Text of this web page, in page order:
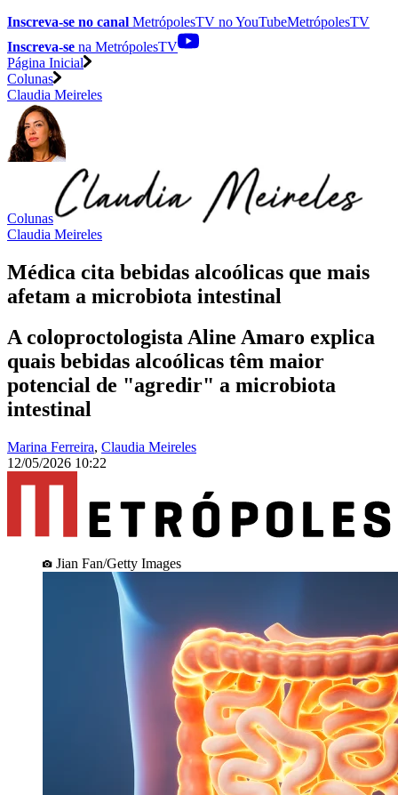
Inscreva-se no canal MetrópolesTV noYouTubeMetrópolesTV
Inscreva-se na MetrópolesTV
Página Inicial
Colunas
Claudia Meireles
Colunas
Claudia Meireles
Médica cita bebidas alcoólicas que mais
afetam a microbiota intestinal
A coloproctologista Aline Amaro explica
quais bebidas alcoólicas têm maior
potencial de "agredir" a microbiota
intestinal
Marina Ferreira, Claudia Meireles
12/05/2026 10:22
Jian Fan/Getty Images